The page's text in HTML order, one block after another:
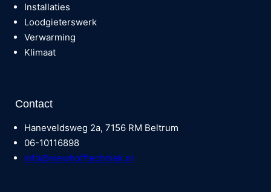
Installaties
Loodgieterswerk
Verwarming
Klimaat
Contact
Haneveldsweg 2a, 7156 RM Beltrum
06-10116898
info@niewhofftechniek.nl